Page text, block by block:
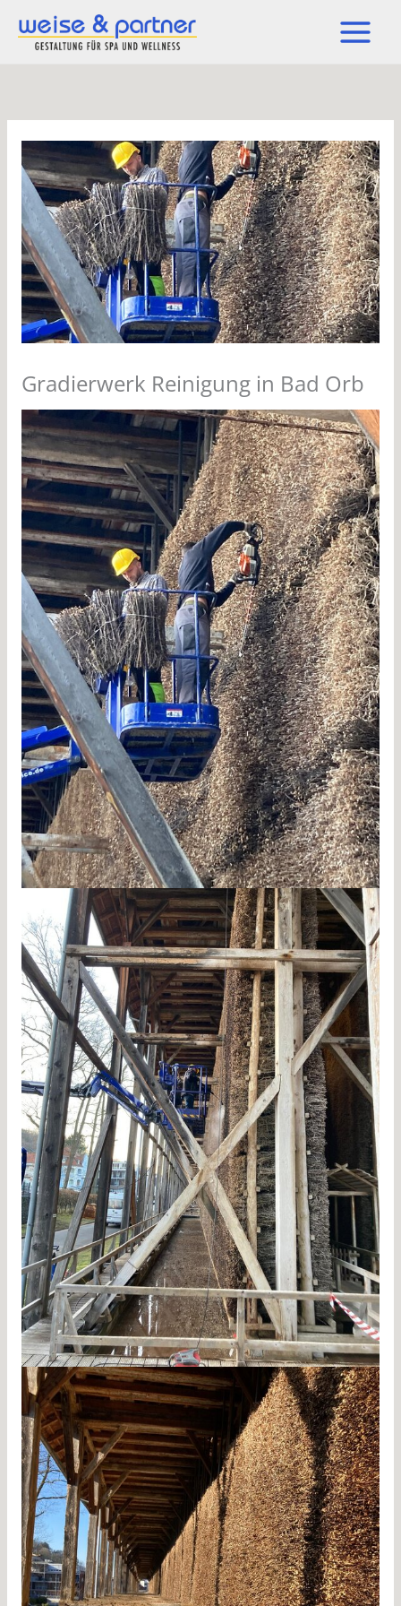
Inhalt
springen
Gradierwerk Reinigung in Bad Orb
Gradierwerk Reinigung Bad Orb 1
Gradierwerk Reinigung Bad Orb 2